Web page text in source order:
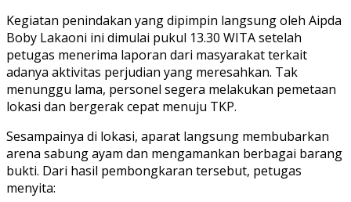
Kegiatan penindakan yang dipimpin langsung oleh Aipda
Boby Lakaoni ini dimulai pukul 13.30 WITA setelah
petugas menerima laporan dari masyarakat terkait
adanya aktivitas perjudian yang meresahkan. Tak
menunggu lama, personel segera melakukan pemetaan
lokasi dan bergerak cepat menuju TKP.
Sesampainya di lokasi, aparat langsung membubarkan
arena sabung ayam dan mengamankan berbagai barang
bukti. Dari hasil pembongkaran tersebut, petugas
menyita: